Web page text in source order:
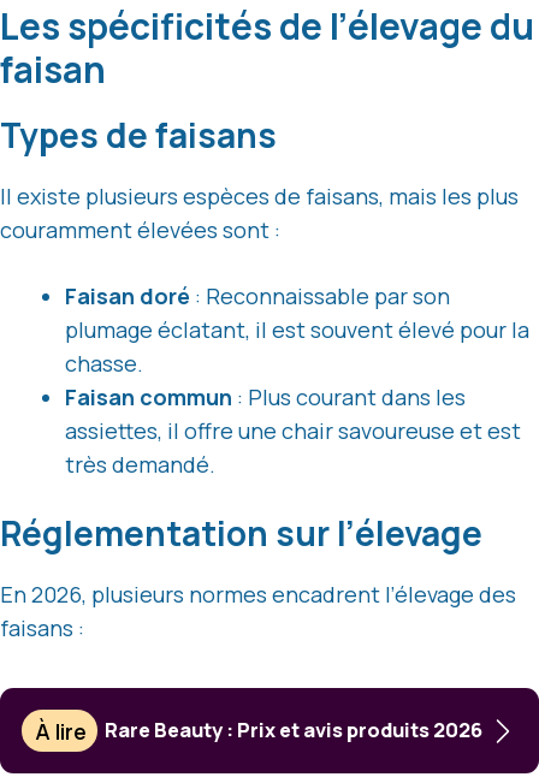
Les spécificités de l’élevage du
faisan
Types de faisans
Il existe plusieurs espèces de faisans, mais les plus
couramment élevées sont :
Faisan doré : Reconnaissable par son
plumage éclatant, il est souvent élevé pour la
chasse.
Faisan commun : Plus courant dans les
assiettes, il offre une chair savoureuse et est
très demandé.
Réglementation sur l’élevage
En 2026, plusieurs normes encadrent l’élevage des
faisans :
À lire Rare Beauty : Prix et avis produits 2026